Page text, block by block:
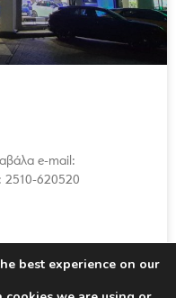
e-mail:
620520
best experience on our